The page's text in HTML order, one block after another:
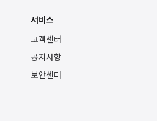
서비스
고객센터
공지사항
보안센터